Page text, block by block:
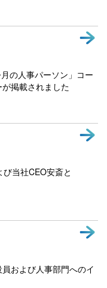
の人事パーソン」コー
掲載されました
び当社CEO安斎と
および人事部門へのイ